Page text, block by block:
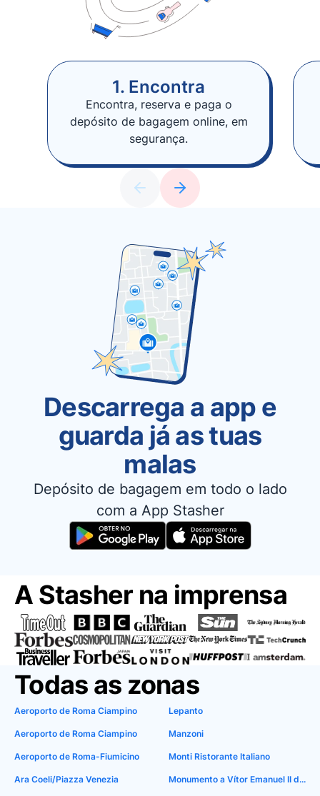
1. Encontra
Encontra, reserva e paga o
depósito de bagagem online, em
segurança.
Descarrega a app e
guarda já as tuas
malas
Depósito de bagagem em todo o lado
com a App Stasher
A Stasher na imprensa
Todas as zonas
Aeroporto de Roma Ciampino
Aeroporto de Roma Ciampino
Aeroporto de Roma-Fiumicino
Ara Coeli/Piazza Venezia
Lepanto
Manzoni
Monti Ristorante Italiano
Monumento a Vítor Emanuel II da Itália